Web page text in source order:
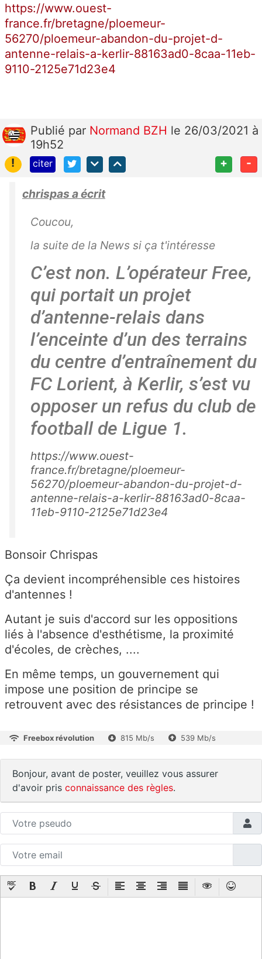
https://www.ouest-
france.fr/bretagne/ploemeur-
56270/ploemeur-abandon-du-projet-d-
antenne-relais-a-kerlir-88163ad0-8caa-11eb-
9110-2125e71d23e4
Publié par Normand BZH le 26/03/2021 à
19h52
!
citer + -
chrispas a écrit
Coucou,
la suite de la News si ça t'intéresse
C’est non. L’opérateur Free,
qui portait un projet
d’antenne-relais dans
l’enceinte d’un des terrains
du centre d’entraînement du
FC Lorient, à Kerlir, s’est vu
opposer un refus du club de
football de Ligue 1.
https://www.ouest-
france.fr/bretagne/ploemeur-
56270/ploemeur-abandon-du-projet-d-
antenne-relais-a-kerlir-88163ad0-8caa-
11eb-9110-2125e71d23e4
Bonsoir Chrispas
Ça devient incompréhensible ces histoires
d'antennes !
Autant je suis d'accord sur les oppositions
liés à l'absence d'esthétisme, la proximité
d'écoles, de crèches, ....
En même temps, un gouvernement qui
impose une position de principe se
retrouvent avec des résistances de principe !
Freebox révolution 815 Mb/s 539 Mb/s
Bonjour, avant de poster, veuillez vous assurer
d'avoir pris connaissance des règles.